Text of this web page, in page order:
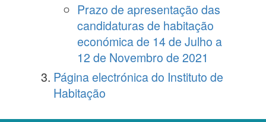
Prazo de apresentação das
candidaturas de habitação
económica de 14 de Julho a
12 de Novembro de 2021
Página electrónica do Instituto de
Habitação